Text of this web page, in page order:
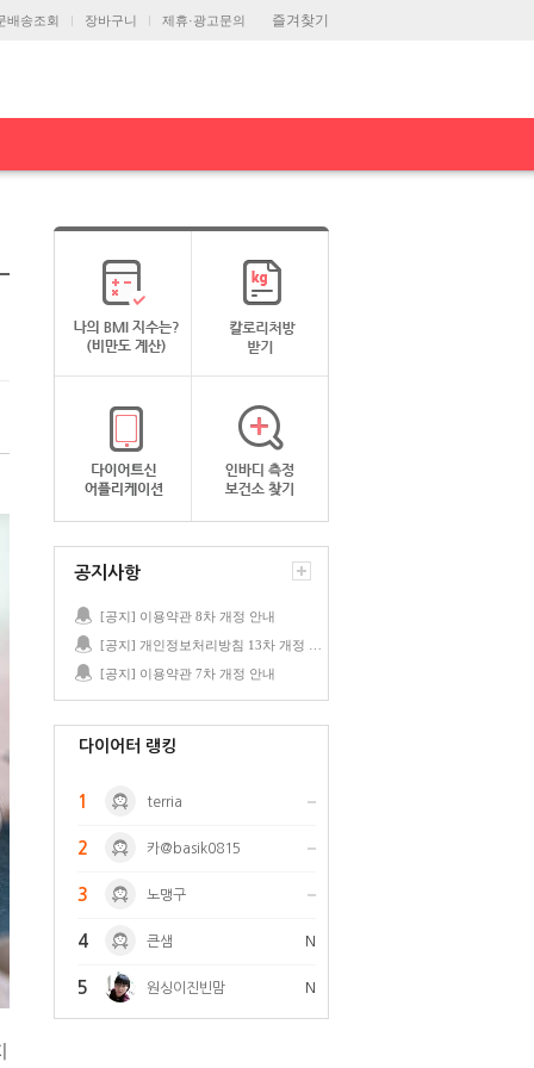
즐겨찾기
배송조회 장바구니 제휴·광고문의
공지사항
[공지] 이용약관 8차 개정 안내
[공지] 이용약관 7차 개정 안내
다이어터 랭킹
1 terria
2 카@basik0815
3 노맹구
4 큰샘 N
5 원싱이진빈맘 N